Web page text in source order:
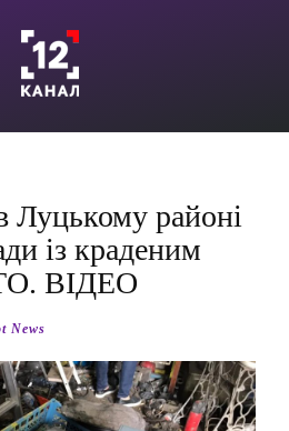
Луцькому районі
із краденим
ВІДЕО
News